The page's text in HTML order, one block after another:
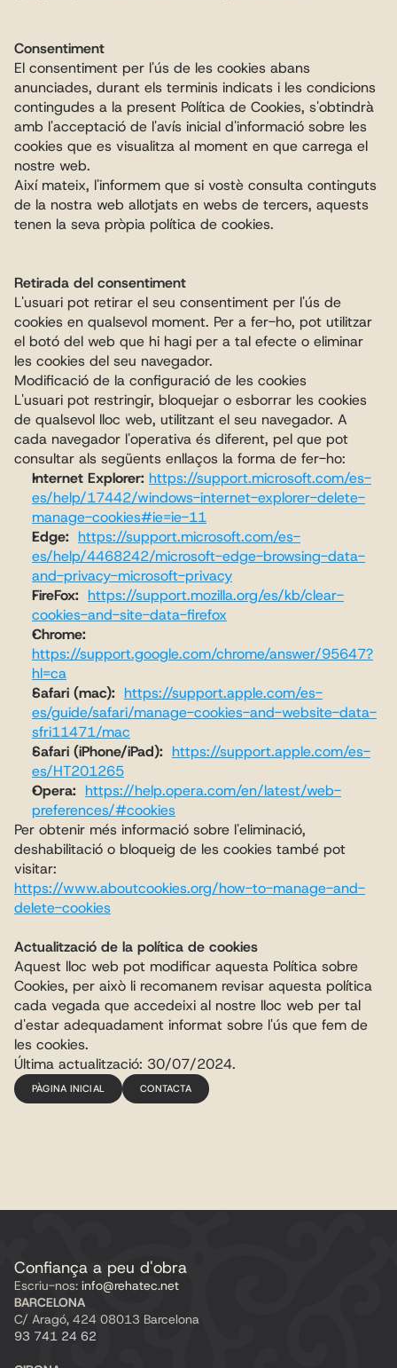
Consentiment
El consentiment per l'ús de les cookies abans
anunciades, durant els terminis indicats i les condicions
contingudes a la present Política de Cookies, s'obtindrà
amb l'acceptació de l'avís inicial d'informació sobre les
cookies que es visualitza al moment en que carrega el
nostre web.
Així mateix, l'informem que si vostè consulta continguts
de la nostra web allotjats en webs de tercers, aquests
tenen la seva pròpia política de cookies.
Retirada del consentiment
L'usuari pot retirar el seu consentiment per l'ús de
cookies en qualsevol moment. Per a fer-ho, pot utilitzar
el botó del web que hi hagi per a tal efecte o eliminar
les cookies del seu navegador.
Modificació de la configuració de les cookies
L'usuari pot restringir, bloquejar o esborrar les cookies
de qualsevol lloc web, utilitzant el seu navegador. A
cada navegador l'operativa és diferent, pel que pot
consultar als següents enllaços la forma de fer-ho:
Internet Explorer: https://support.microsoft.com/es-
es/help/17442/windows-internet-explorer-delete-
manage-cookies#ie=ie-11
Edge: https://support.microsoft.com/es-
es/help/4468242/microsoft-edge-browsing-data-
and-privacy-microsoft-privacy
FireFox: https://support.mozilla.org/es/kb/clear-
cookies-and-site-data-firefox
Chrome:
https://support.google.com/chrome/answer/95647?
hl=ca
Safari (mac): https://support.apple.com/es-
es/guide/safari/manage-cookies-and-website-data-
sfri11471/mac
Safari (iPhone/iPad): https://support.apple.com/es-
es/HT201265
Opera: https://help.opera.com/en/latest/web-
preferences/#cookies
Per obtenir més informació sobre l'eliminació,
deshabilitació o bloqueig de les cookies també pot
visitar:
https://www.aboutcookies.org/how-to-manage-and-
delete-cookies
Actualització de la política de cookies
Aquest lloc web pot modificar aquesta Política sobre
Cookies, per això li recomanem revisar aquesta política
cada vegada que accedeixi al nostre lloc web per tal
d'estar adequadament informat sobre l'ús que fem de
les cookies.
Última actualització: 30/07/2024.
PÀGINA INICIAL CONTACTA
Confiança a peu d'obra
Escriu-nos: info@rehatec.net
BARCELONA
C/ Aragó, 424 08013 Barcelona
93 741 24 62